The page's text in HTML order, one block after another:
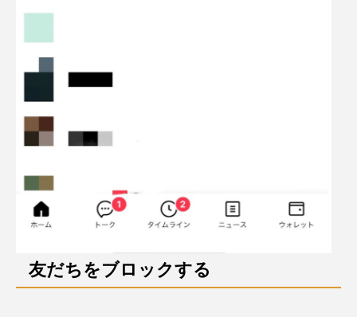
友だちをブロックする